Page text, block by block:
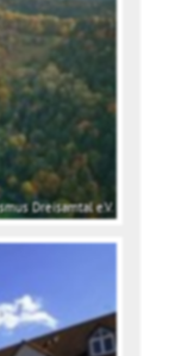
Dreisamtal e.V.